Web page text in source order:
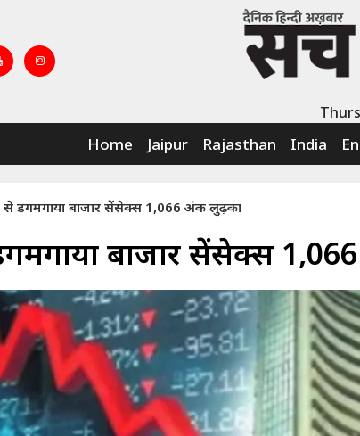
Home Jaipur Rajasthan India
से डगमगाया बाजार सेंसेक्स 1,066 अंक लुढ़का
बाजार सेंसेक्स